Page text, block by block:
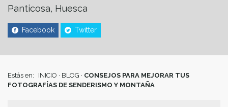
Panticosa, Huesca
Facebook Twitter
Estás en: INICIO · BLOG · CONSEJOS PARA MEJORAR TUS
FOTOGRAFÍAS DE SENDERISMO Y MONTAÑA